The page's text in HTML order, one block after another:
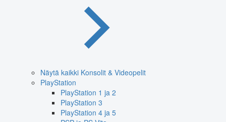
Näytä kaikki Konsolit & Videopelit
PlayStation
PlayStation 1 ja 2
PlayStation 3
PlayStation 4 ja 5